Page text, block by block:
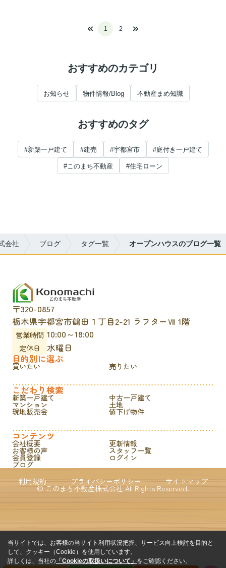
1 2
おすすめのカテゴリ
お知らせ 物件情報/Blog 不動産まめ知識
おすすめのタグ
#新築一戸建て #建売 #宇都宮市 #庭付き一戸建て
#このまち不動産 #住宅ローン
会社 ブログ タグ一覧 オープンハウスのブログ一覧
〒320-0857
栃木県宇都宮市鶴田１丁目2-21 ラフターⅦ 1階
営業時間 10:00～18:00
定休日
水曜日
目的別に選ぶ
買いたい 売りたい
こだわり検索
新築一戸建て 中古一戸建て
マンション 土地
現地販売会 値下げ物件
コンテンツ
会社概要 更新情報
お客様の声 スタッフ一覧
会員登録 ログイン
ブログ
利用規約
プライバシーポリシー サイトマップ
© このまち不動産株式会社 All Rights Reserved.
当サイトでは、お客様の当サイト利用状況把握、サービス向上検討を目的と
して、クッキー（Cookie）を使用しています。
詳しくは、当社の 「Cookieの取扱いについて」 をご確認ください。